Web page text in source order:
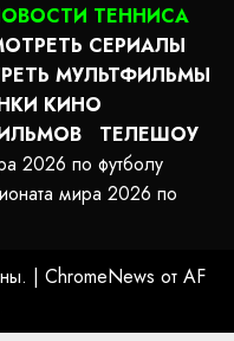
ТЕННИСА
СЕРИАЛЫ
МУЛЬТФИЛЬМЫ
КИНО
ТЕЛЕШОУ
2026 по футболу
мира 2026 по
| ChromeNews от AF